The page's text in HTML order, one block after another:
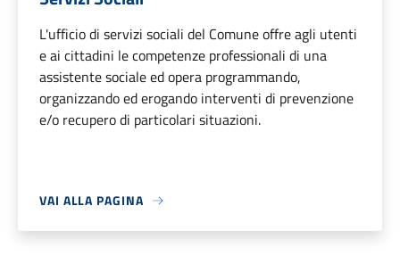
L'ufficio di servizi sociali del Comune offre agli utenti
e ai cittadini le competenze professionali di una
assistente sociale ed opera programmando,
organizzando ed erogando interventi di prevenzione
e/o recupero di particolari situazioni.
VAI ALLA PAGINA